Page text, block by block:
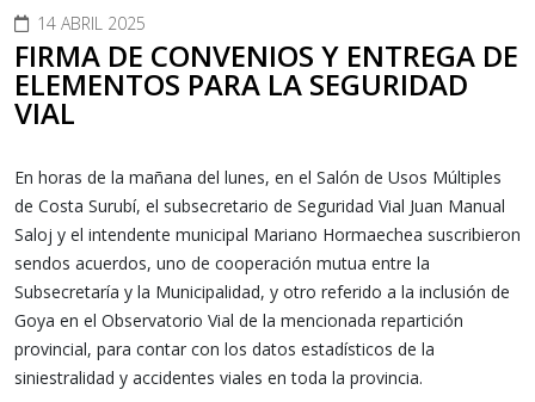
14 ABRIL 2025
FIRMA DE CONVENIOS Y ENTREGA DE
ELEMENTOS PARA LA SEGURIDAD
VIAL
En horas de la mañana del lunes, en el Salón de Usos Múltiples
de Costa Surubí, el subsecretario de Seguridad Vial Juan Manual
Saloj y el intendente municipal Mariano Hormaechea suscribieron
sendos acuerdos, uno de cooperación mutua entre la
Subsecretaría y la Municipalidad, y otro referido a la inclusión de
Goya en el Observatorio Vial de la mencionada repartición
provincial, para contar con los datos estadísticos de la
siniestralidad y accidentes viales en toda la provincia.